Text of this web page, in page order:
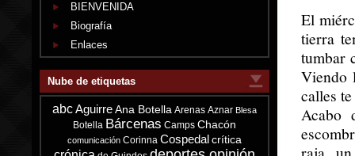
BIENVENIDA
Biografía
Enlaces
Nube de etiquetas
abcAguirre Ana Botella Arenas Aznar Blesa
Botella Bárcenas Camps Chacón
comunicación Corinna Cospedal crítica
El
tierra
tumbar
Viendo
calles
Acabo